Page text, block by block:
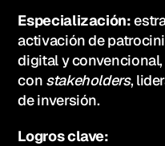
Especialización:
activación de
digital y convencional,
con stakeholders,
de inversión.
Logros clave: